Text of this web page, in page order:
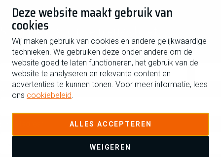
Deze website maakt gebruik van
cookies
Wij maken gebruik van cookies en andere gelijkwaardige
technieken. We gebruiken deze onder andere om de
website goed te laten functioneren, het gebruik van de
website te analyseren en relevante content en
advertenties te kunnen tonen. Voor meer informatie, lees
ons cookiebeleid.
ALLES ACCEPTEREN
WEIGEREN
Schrijf je in voor de nieuwsbrief
Voornaam
Achternaam